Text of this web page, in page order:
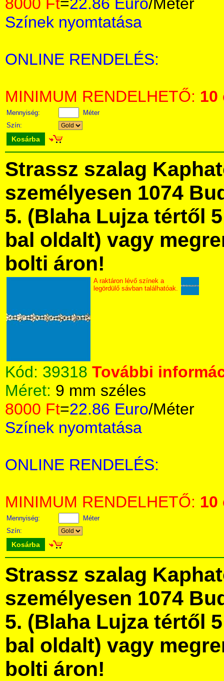
Színek nyomtatása
ONLINE RENDELÉS:
MINIMUM RENDELHETŐ: 10
Mennyiség:
Méter
Szín:
Kosárba
Strassz szalag
személyesen 1074
5. (Blaha Lujza tértől
bal oldalt) vagy
bolti áron!
A raktáron lévő színek a
legördülő sávban találhatóak.
Kód: 39318 További
Méret: 9 mm széles
8000 Ft=22.86 Euro/Méter
Színek nyomtatása
ONLINE RENDELÉS:
MINIMUM RENDELHETŐ: 10
Mennyiség:
Méter
Szín:
Kosárba
Strassz szalag
személyesen 1074
5. (Blaha Lujza tértől
bal oldalt) vagy
bolti áron!